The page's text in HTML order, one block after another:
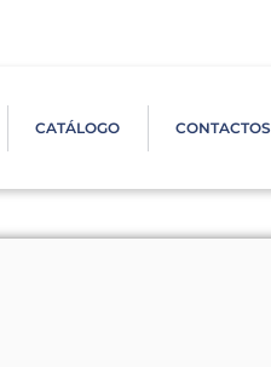
CATÁLOGO CONTACTOS